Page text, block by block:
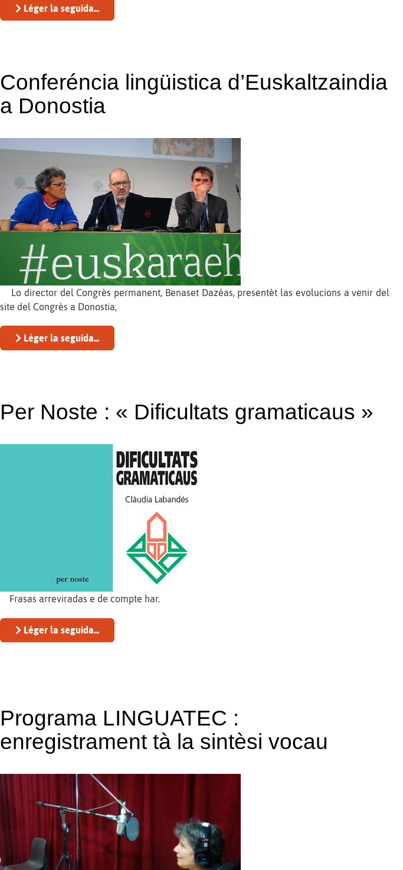
Léger la seguida...
Conferéncia lingüistica d’Euskaltzaindia
a Donostia
Lo director del Congrès permanent, Benaset Dazéas, presentèt las evolucions a venir del
site del Congrès a Donostia,
Léger la seguida...
Per Noste : « Dificultats gramaticaus »
Frasas arreviradas e de compte har.
Léger la seguida...
Programa LINGUATEC :
enregistrament tà la sintèsi vocau